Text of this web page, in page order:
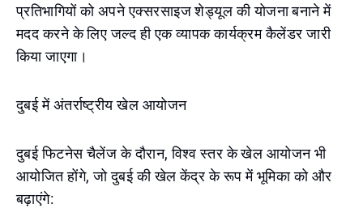
प्रतिभागियों को अपने एक्सरसाइज शेड्यूल की योजना बनाने में
मदद करने के लिए जल्द ही एक व्यापक कार्यक्रम कैलेंडर जारी
किया जाएगा।
दुबई में अंतर्राष्ट्रीय खेल आयोजन
दुबई फिटनेस चैलेंज के दौरान, विश्व स्तर के खेल आयोजन भी
आयोजित होंगे, जो दुबई की खेल केंद्र के रूप में भूमिका को और
बढ़ाएंगे: